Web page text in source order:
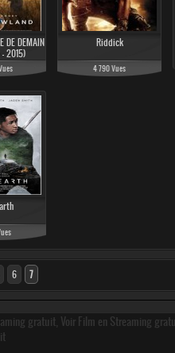
DE DEMAIN
2015)
Riddick
4 790 Vues
6 7
gratuit, Voir Film en Streaming